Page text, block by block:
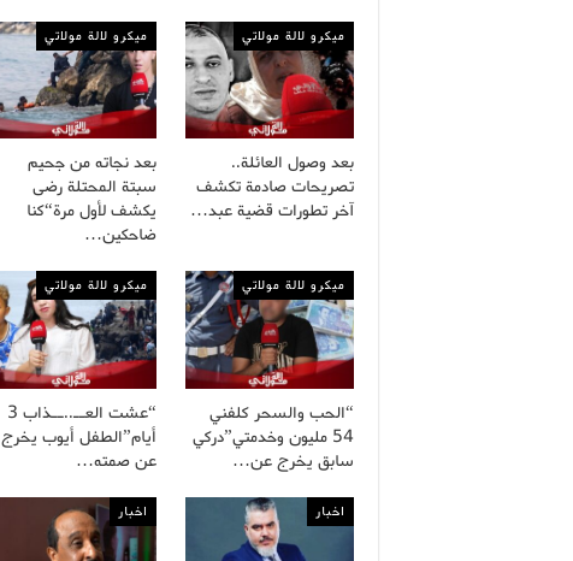
ميكرو لالة مولاتي
بعد وصول العائلة..
تصريحات صادمة تكشف
آخر تطورات قضية عبد…
ميكرو لالة مولاتي
بعد نجاته من جحيم
سبتة المحتلة رضى
يكشف لأول مرة“كنا
ضاحكين…
ميكرو لالة مولاتي
“الحب والسحر كلفني
54 مليون وخدمتي”دركي
سابق يخرج عن…
ميكرو لالة مولاتي
“عشت العــ..ــذاب 3
أيام”الطفل أيوب يخرج
عن صمته…
اخبار اخبار